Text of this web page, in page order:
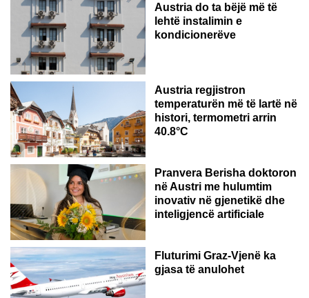
Austria do ta bëjë më të
lehtë instalimin e
kondicionerëve
Austria regjistron
temperaturën më të lartë në
histori, termometri arrin
40.8°C
AUSTRI
Pranvera Berisha doktoron
në Austri me hulumtim
inovativ në gjenetikë dhe
inteligjencë artificiale
Fluturimi Graz-Vjenë ka
gjasa të anulohet